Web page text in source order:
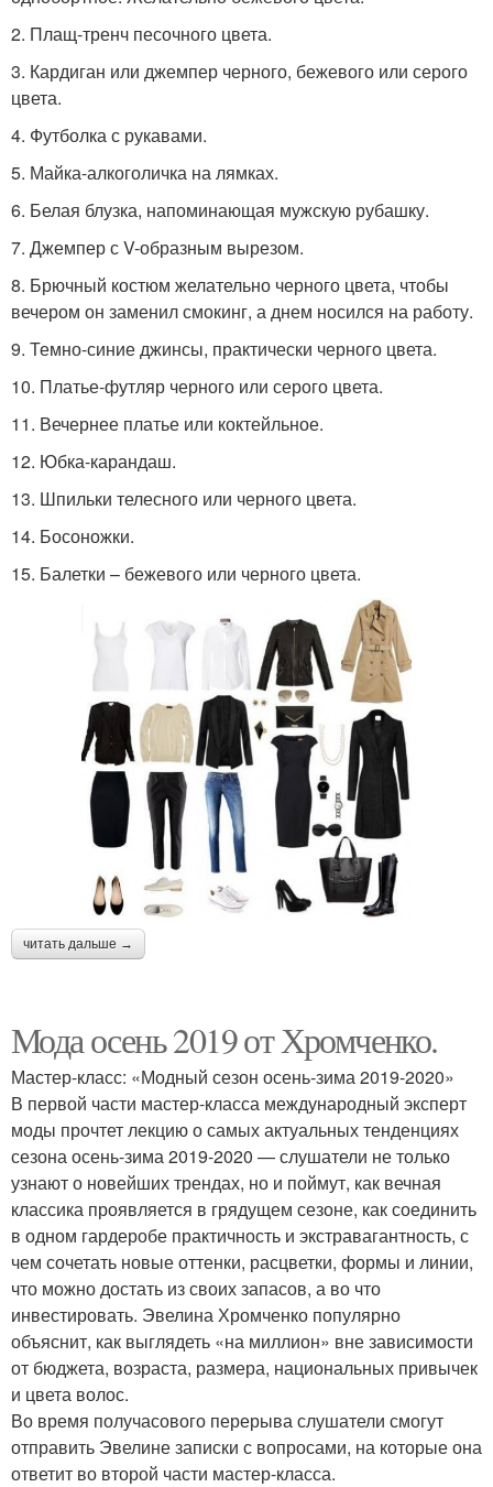
2. Плащ-тренч песочного цвета.
3. Кардиган или джемпер черного, бежевого или серого
цвета.
4. Футболка с рукавами.
5. Майка-алкоголичка на лямках.
6. Белая блузка, напоминающая мужскую рубашку.
7. Джемпер с V-образным вырезом.
8. Брючный костюм желательно черного цвета, чтобы
вечером он заменил смокинг, а днем носился на работу.
9. Темно-синие джинсы, практически черного цвета.
10. Платье-футляр черного или серого цвета.
11. Вечернее платье или коктейльное.
12. Юбка-карандаш.
13. Шпильки телесного или черного цвета.
14. Босоножки.
15. Балетки – бежевого или черного цвета.
читать дальше →
Мода осень 2019 от Хромченко.
Мастер-класс: «Модный сезон осень-зима 2019-2020»
В первой части мастер-класса международный эксперт
моды прочтет лекцию о самых актуальных тенденциях
сезона осень-зима 2019-2020 — слушатели не только
узнают о новейших трендах, но и поймут, как вечная
классика проявляется в грядущем сезоне, как соединить
в одном гардеробе практичность и экстравагантность, с
чем сочетать новые оттенки, расцветки, формы и линии,
что можно достать из своих запасов, а во что
инвестировать. Эвелина Хромченко популярно
объяснит, как выглядеть «на миллион» вне зависимости
от бюджета, возраста, размера, национальных привычек
и цвета волос.
Во время получасового перерыва слушатели смогут
отправить Эвелине записки с вопросами, на которые она
ответит во второй части мастер-класса.